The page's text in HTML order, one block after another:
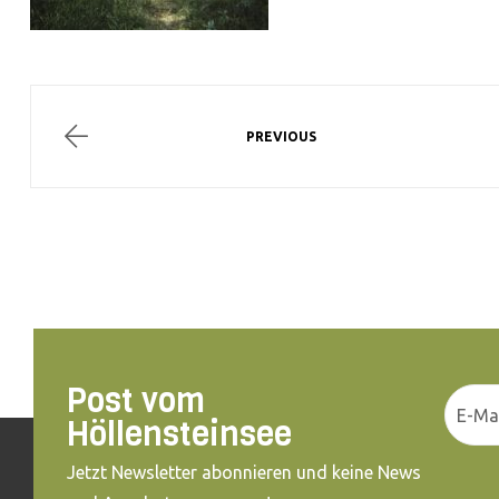
PREVIOUS
Post vom
Höllensteinsee
Jetzt Newsletter abonnieren und keine News